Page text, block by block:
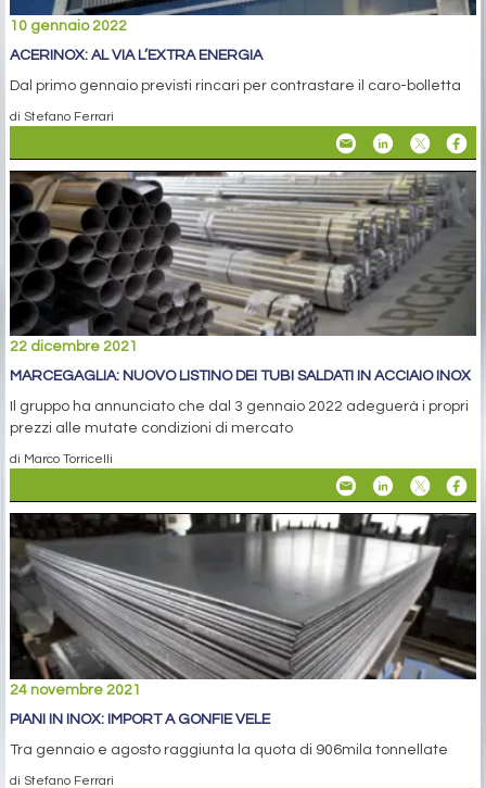
10 gennaio 2022
ACERINOX: AL VIA L’EXTRA ENERGIA
Dal primo gennaio previsti rincari per contrastare il caro-bolletta
di Stefano Ferrari
22 dicembre 2021
MARCEGAGLIA: NUOVO LISTINO DEI TUBI SALDATI IN ACCIAIO INOX
Il gruppo ha annunciato che dal 3 gennaio 2022 adeguerà i propri
prezzi alle mutate condizioni di mercato
di Marco Torricelli
24 novembre 2021
PIANI IN INOX: IMPORT A GONFIE VELE
Tra gennaio e agosto raggiunta la quota di 906mila tonnellate
di Stefano Ferrari